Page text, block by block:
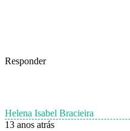
Responder
Helena Isabel Bracieira
13 anos atrás